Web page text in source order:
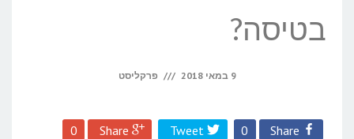
בטיסה?
9 במאי 2018 פרקליסט
Share
0
Tweet
Share
0